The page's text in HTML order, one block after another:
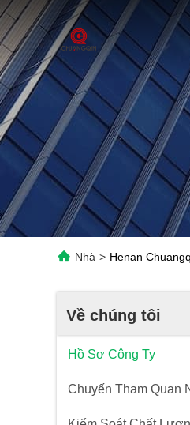
Nhà > Henan
Về chúng tôi
Hồ Sơ Công Ty
Chuyến Tham Quan